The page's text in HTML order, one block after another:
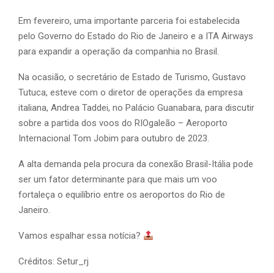
Em fevereiro, uma importante parceria foi estabelecida
pelo Governo do Estado do Rio de Janeiro e a ITA Airways
para expandir a operação da companhia no Brasil.
Na ocasião, o secretário de Estado de Turismo, Gustavo
Tutuca, esteve com o diretor de operações da empresa
italiana, Andrea Taddei, no Palácio Guanabara, para discutir
sobre a partida dos voos do RIOgaleão – Aeroporto
Internacional Tom Jobim para outubro de 2023.
A alta demanda pela procura da conexão Brasil-Itália pode
ser um fator determinante para que mais um voo
fortaleça o equilíbrio entre os aeroportos do Rio de
Janeiro.
Vamos espalhar essa notícia?
Créditos: Setur_rj